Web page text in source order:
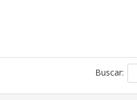
Buscar: